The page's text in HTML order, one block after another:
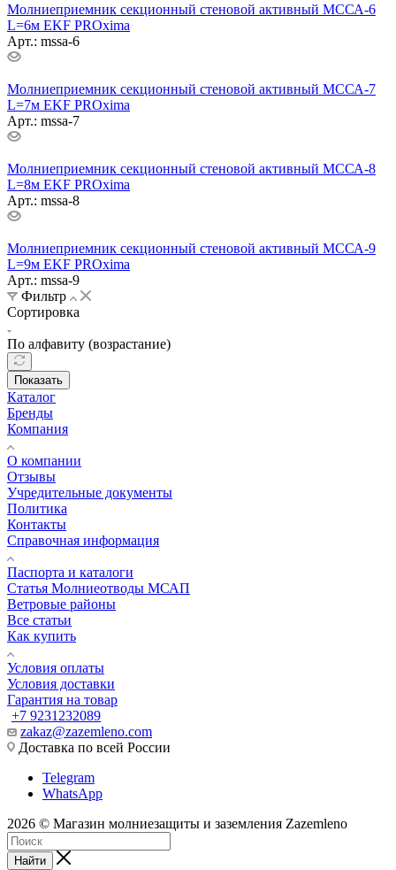
Молниеприемник секционный стеновой активный МССА-6
L=6м EKF PROxima
Арт.: mssa-6
Молниеприемник секционный стеновой активный МССА-7
L=7м EKF PROxima
Арт.: mssa-7
Молниеприемник секционный стеновой активный МССА-8
L=8м EKF PROxima
Арт.: mssa-8
Молниеприемник секционный стеновой активный МССА-9
L=9м EKF PROxima
Арт.: mssa-9
Фильтр
Сортировка
По алфавиту (возрастание)
Показать
Каталог
Бренды
Компания
О компании
Отзывы
Учредительные документы
Политика
Контакты
Справочная информация
Паспорта и каталоги
Статья Молниеотводы МСАП
Ветровые районы
Все статьи
Как купить
Условия оплаты
Условия доставки
Гарантия на товар
+7 9231232089
zakaz@zazemleno.com
Доставка по всей России
Telegram
WhatsApp
2026 © Магазин молниезащиты и заземления Zazemleno
Найти